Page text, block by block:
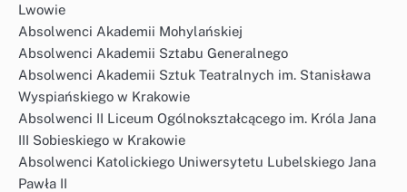
Lwowie
Absolwenci Akademii Mohylańskiej
Absolwenci Akademii Sztabu Generalnego
Absolwenci Akademii Sztuk Teatralnych im. Stanisława
Wyspiańskiego w Krakowie
Absolwenci II Liceum Ogólnokształcącego im. Króla Jana
III Sobieskiego w Krakowie
Absolwenci Katolickiego Uniwersytetu Lubelskiego Jana
Pawła II